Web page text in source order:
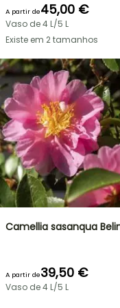
A partir de45,00 €
Vaso de 4 L/5 L
Existe em 2 tamanhos
Camellia sasanqua
A partir de39,50 €
Vaso de 4 L/5 L